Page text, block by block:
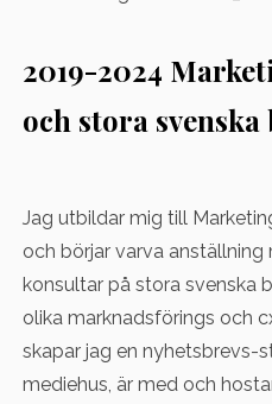
2019-2024
och stora svenska
Jag utbildar mig till
och börjar varva anställning
konsultar på stora svenska
olika marknadsförings och
skapar jag en nyhetsbrevs-
mediehus, är med och